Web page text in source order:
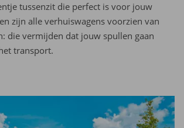
tussenzit die perfect is voor jouw
zijn alle verhuiswagens voorzien van
die vermijden dat jouw spullen gaan
transport.